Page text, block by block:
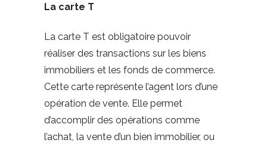
La carte T
La carte T est obligatoire pouvoir
réaliser des transactions sur les biens
immobiliers et les fonds de commerce.
Cette carte représente l’agent lors d’une
opération de vente. Elle permet
d’accomplir des opérations comme
l’achat, la vente d’un bien immobilier, ou